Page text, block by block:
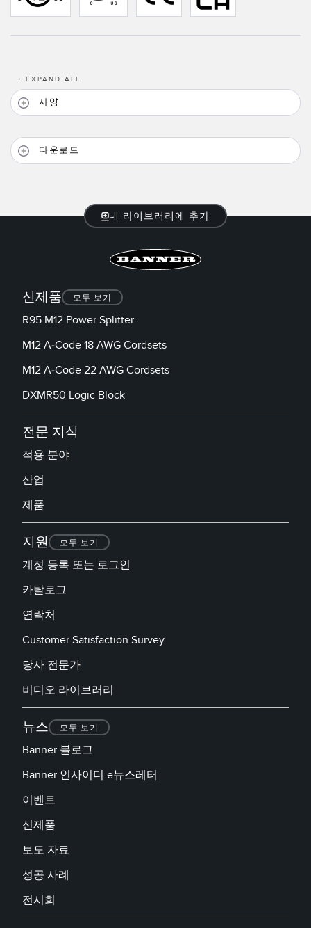
+ EXPAND ALL
사양
다운로드
내 라이브러리에 추가
신제품 모두 보기
R95 M12 Power Splitter
M12 A-Code 18 AWG Cordsets
M12 A-Code 22 AWG Cordsets
DXMR50 Logic Block
전문 지식
적용 분야
산업
제품
지원 모두 보기
계정 등록 또는 로그인
카탈로그
연락처
Customer Satisfaction Survey
당사 전문가
비디오 라이브러리
뉴스 모두 보기
Banner 블로그
Banner 인사이더 e뉴스레터
이벤트
신제품
보도 자료
성공 사례
전시회